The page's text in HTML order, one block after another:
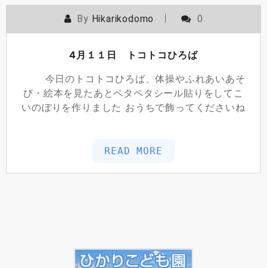
By Hikarikodomo 0
4月１１日 トコトコひろば
今日のトコトコひろば、体操やふれあいあそ
び・絵本を見たあとペタペタシール貼りをしてこ
いのぼりを作りました おうちで飾ってくださいね
READ MORE